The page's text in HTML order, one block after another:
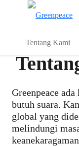
Tentang Kami
Greenpeace
butuh suara.
global yang
melindungi